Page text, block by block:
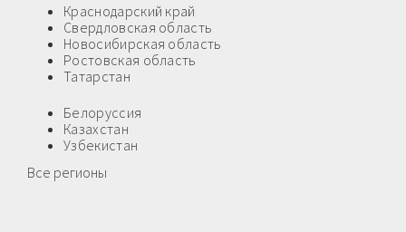
Краснодарский край
Свердловская область
Новосибирская область
Ростовская область
Татарстан
Белоруссия
Казахстан
Узбекистан
Все регионы